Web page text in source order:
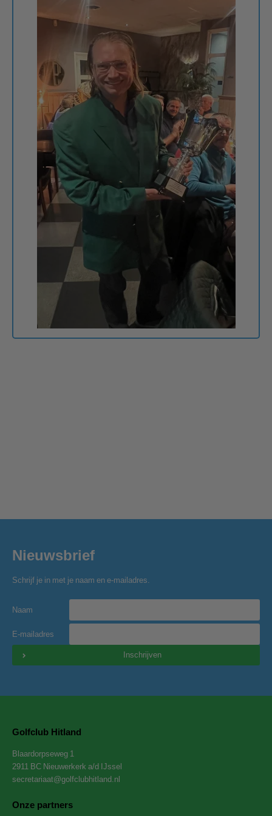
Nieuwsbrief
Schrijf je in met je naam en e-mailadres.
Naam
E-mailadres
Inschrijven
Golfclub Hitland
Blaardorpseweg 1
2911 BC Nieuwerkerk a/d IJssel
secretariaat@golfclubhitland.nl
Onze partners